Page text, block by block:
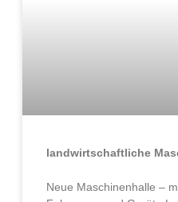
landwirtschaftliche
Neue Maschinenhalle –